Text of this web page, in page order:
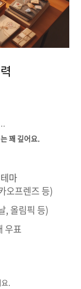
꽤 깊어요.
마
오프렌즈 등)
, 올림픽 등)
우표
.